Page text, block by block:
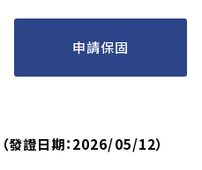
申請保固
（發證日期：2026/05/12）